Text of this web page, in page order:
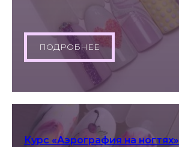
ПОДРОБНЕЕ
Курс «Аэрография на ногтях»